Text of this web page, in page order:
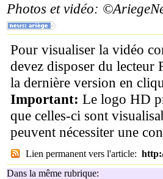
Photos et vidéo:
Pour visualiser la vidéo
devez disposer du lecteur
la dernière version en
Important: Le logo HD
que celles-ci sont
peuvent nécessiter une
Lien permanent vers l'article:
Dans la même rubrique: